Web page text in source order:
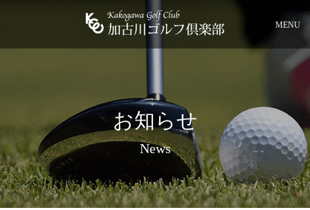
MENU
お知らせ
News